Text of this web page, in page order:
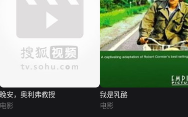
晚安，奥利弗教授
电影
我是乳酪
电影